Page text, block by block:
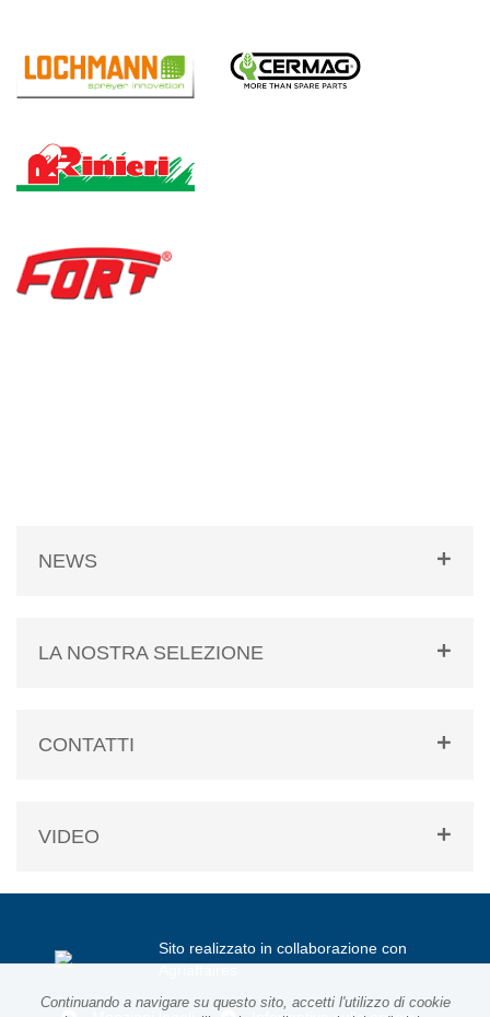
Continuando a navigare su questo sito, accetti l'utilizzo di cookie
NEWS
LA NOSTRA SELEZIONE
CONTATTI
VIDEO
Sito realizzato in collaborazione con